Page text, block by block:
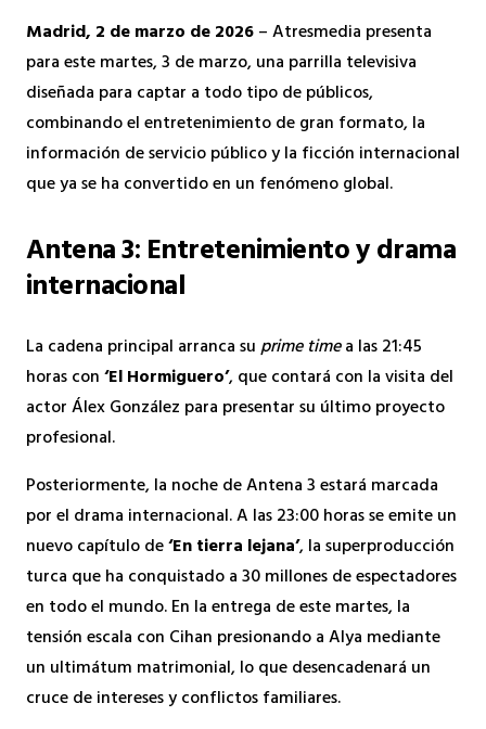
Madrid, 2 de marzo de 2026– Atresmedia presenta
para este martes, 3 de marzo, una parrilla televisiva
diseñada para captar a todo tipo de públicos,
combinando el entretenimiento de gran formato, la
información de servicio público y la ficción internacional
que ya se ha convertido en un fenómeno global.
Antena 3: Entretenimiento y drama
internacional
La cadena principal arranca suprime timea las 21:45
horas con‘El Hormiguero’, que contará con la visita del
actor Álex González para presentar su último proyecto
profesional.
Posteriormente, la noche de Antena 3 estará marcada
por el drama internacional. A las 23:00 horas se emite un
nuevo capítulo de‘En tierra lejana’, la superproducción
turca que ha conquistado a 30 millones de espectadores
en todo el mundo. En la entrega de este martes, la
tensión escala con Cihan presionando a Alya mediante
un ultimátum matrimonial, lo que desencadenará un
cruce de intereses y conflictos familiares.